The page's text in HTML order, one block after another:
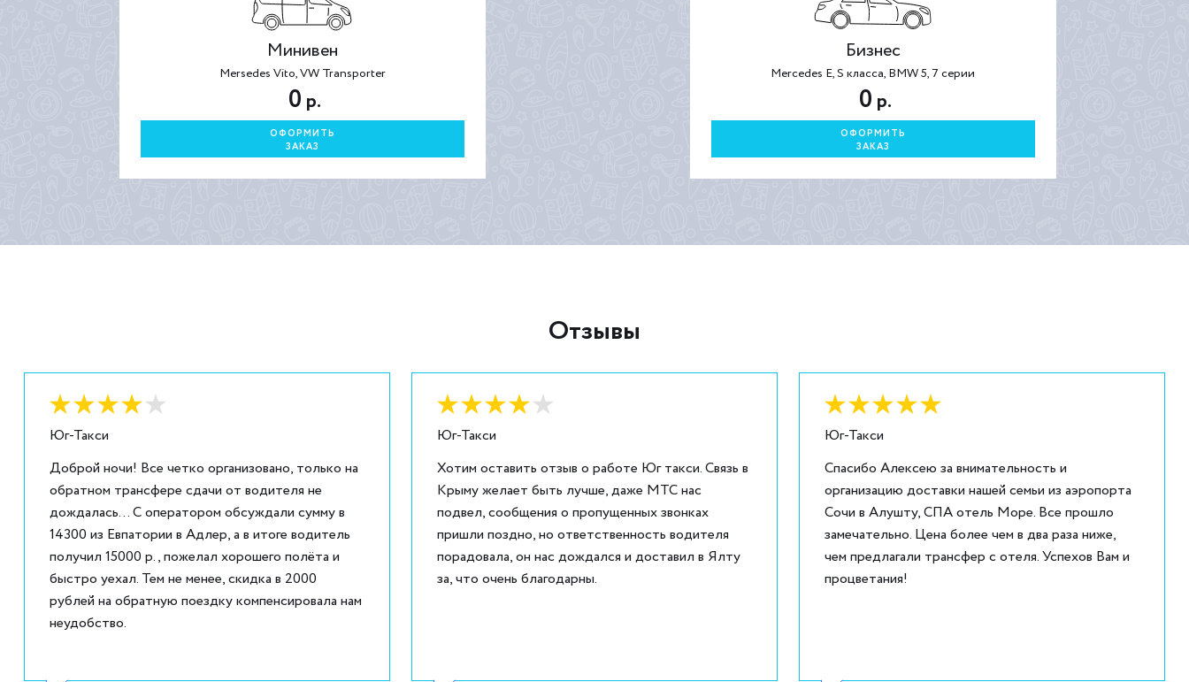
Минивен
Mersedes Vito, VW Transporter
0 р.
ОФОРМИТЬ
ЗАКАЗ
Бизнес
Mercedes E, S класса, BMW 5, 7 серии
0 р.
ОФОРМИТЬ
ЗАКАЗ
Отзывы
Юг-Такси
Доброй ночи! Все четко организовано, только на
обратном трансфере сдачи от водителя не
дождалась... С оператором обсуждали сумму в
14300 из Евпатории в Адлер, а в итоге водитель
получил 15000 р., пожелал хорошего полёта и
быстро уехал. Тем не менее, скидка в 2000
рублей на обратную поездку компенсировала нам
неудобство.
Юг-Такси
Хотим оставить отзыв о работе Юг такси. Связь в
Крыму желает быть лучше, даже МТС нас
подвел, сообщения о пропущенных звонках
пришли поздно, но ответственность водителя
порадовала, он нас дождался и доставил в Ялту
за, что очень благодарны.
Юг-Такси
Спасибо Алексею за внимательность и
организацию доставки нашей семьи из аэропорта
Сочи в Алушту, СПА отель Море. Все прошло
замечательно. Цена более чем в два раза ниже,
чем предлагали трансфер с отеля. Успехов Вам и
процветания!